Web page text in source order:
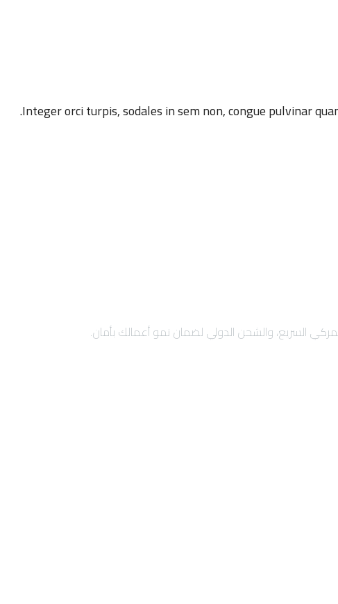
Integer orci turpis, sodales in sem non, congue pulvinar